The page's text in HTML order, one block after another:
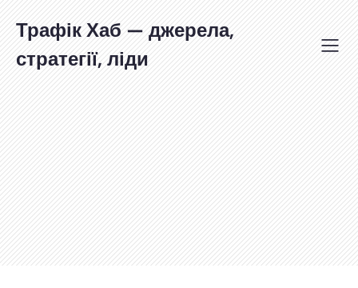
вмісту
Трафік Хаб — джерела,
стратегії, ліди